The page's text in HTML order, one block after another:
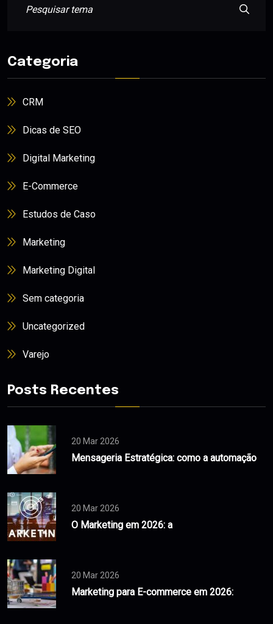
Categoria
CRM
Dicas de SEO
Digital Marketing
E-Commerce
Estudos de Caso
Marketing
Marketing Digital
Sem categoria
Uncategorized
Varejo
Posts Recentes
20 Mar 2026
Mensageria Estratégica: como a automação
20 Mar 2026
O Marketing em 2026: a
20 Mar 2026
Marketing para E-commerce em 2026: